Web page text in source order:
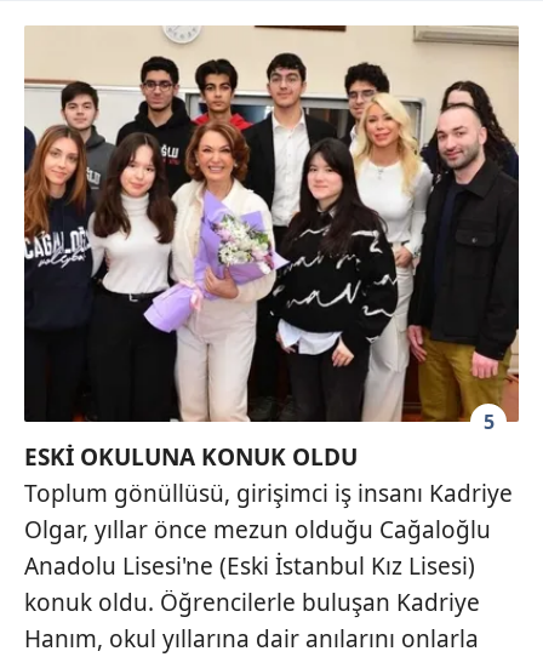
5
ESKİ OKULUNA KONUK OLDU
Toplum gönüllüsü, girişimci iş insanı Kadriye
Olgar, yıllar önce mezun olduğu Cağaloğlu
Anadolu Lisesi'ne (Eski İstanbul Kız Lisesi)
konuk oldu. Öğrencilerle buluşan Kadriye
Hanım, okul yıllarına dair anılarını onlarla